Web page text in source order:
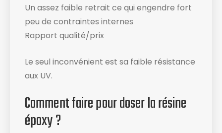
Un assez faible retrait ce qui engendre fort
peu de contraintes internes
Rapport qualité/prix
Le seul inconvénient est sa faible résistance
aux UV.
Comment faire pour doser la résine
époxy ?